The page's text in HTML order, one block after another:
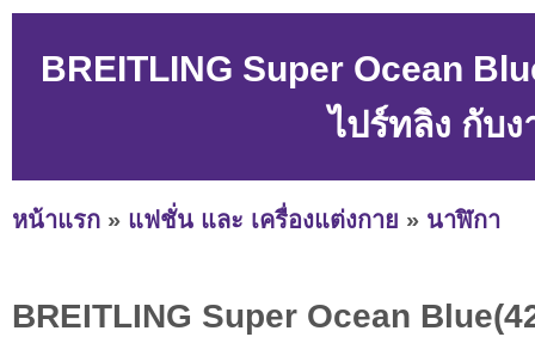
BREITLING Super Ocean
ไปร์ทลิง กับง
หน้าแรก » แฟชั่น และ เครื่องแต่งกาย » นาฬิกา
BREITLING Super Ocean